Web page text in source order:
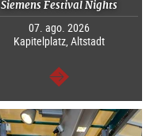
Siemens Festival Nights
07. ago. 2026
Kapitelplatz, Altstadt
segue